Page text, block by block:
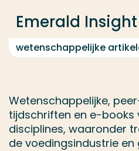
Emerald Insight
wetenschappelijke
Wetenschappelijke,
tijdschriften en e-books
disciplines, waaronder
de voedingsindustrie en
Opleiding
Contact